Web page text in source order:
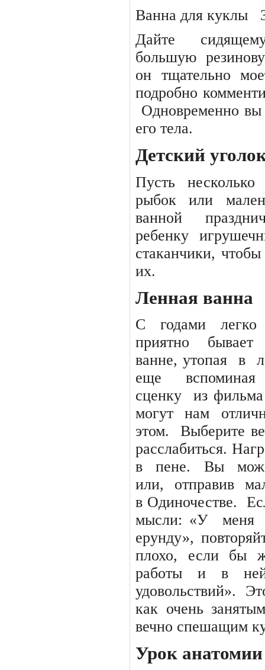
Ванна для куклы
Дайте
большую
он тщательно
подробно
Одновременно вы
его тела.
Детский
Пусть
несколько
рыбок
или
ванной
ребенку
стаканчики,
их.
Ленная ванна
С годами
легко
приятно
бывает
ванне, утопая
в
еще
вспоминая
сценку
из фильма
могут
нам
этом.
Выберите
расслабиться.
в
пене. Вы
или,
отправив
в Одиночестве.
мысли: «У
меня
ерунду»,
плохо, если бы
работы
и в
удовольствий».
как очень
вечно спешащим
Урок анатомии